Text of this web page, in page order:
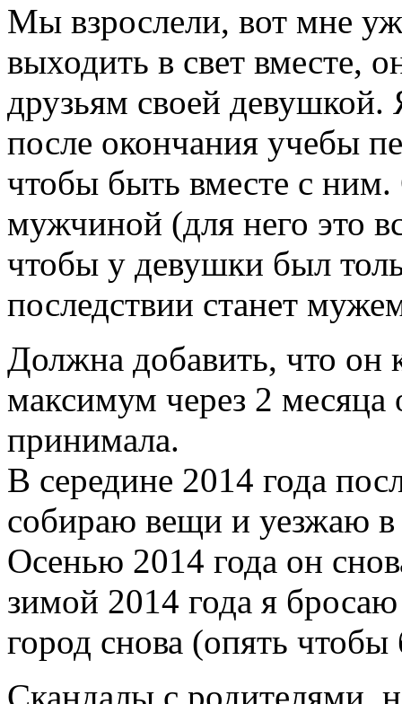
Мы взрослели, вот мне
выходить в свет вместе,
друзьям своей
после окончания учебы
чтобы быть вместе с
мужчиной (для него это
чтобы у девушки был
последствии станет
Должна добавить, что он
максимум через 2 месяца
принимала.
В середине 2014 года
собираю вещи и уезжаю в
Осенью 2014 года он
зимой 2014 года я
город снова (опять
Скандалы с родителями,